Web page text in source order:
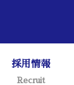
採用情報
Recruit